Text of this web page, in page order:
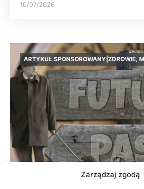
Zarządzaj zgodą
10/07/2026
ARTYKUŁ SPONSOROWANY|ZDROWIE,